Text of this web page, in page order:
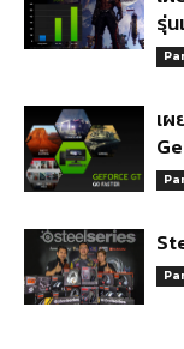
รุ่
เ